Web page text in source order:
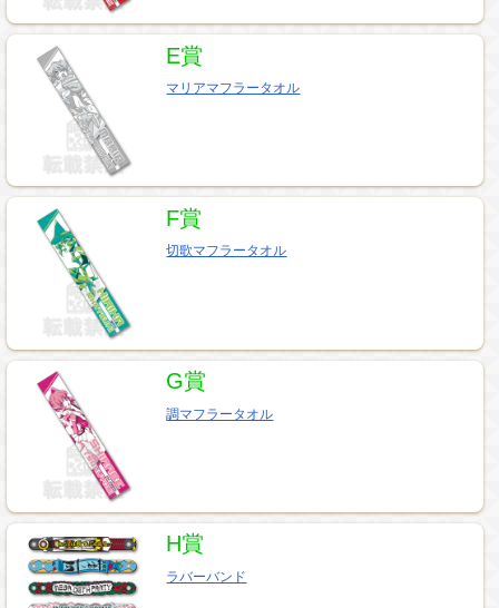
E賞
マリアマフラータオル
F賞
切歌マフラータオル
G賞
調マフラータオル
H賞
ラバーバンド